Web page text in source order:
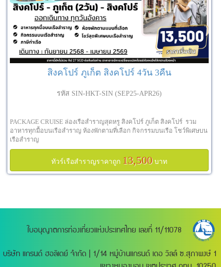
สิงคโปร์ ภูเก็ต สิงคโปร์ 4วัน 3คืน
รหัส SIN-HKT-SIN (SEP25-APR26)
PACKAGE CRUISE ล่องเรือสำราญสุดหรู สิงคโปร์ ภูเก็ต สิงคโปร์ รวม
อาหารทุกมื้อบนเรือสำราญ ห้องพักตามที่เลือก กิจกรรมบนเรือ โชว์พิเศษบน
เรือสำราญ
ทัวร์เรือสำราญราคาถูก 13,500บาท
ใบอนุญาตการท่องเที่ยวแห่งประเทศไทย เลขที่ 11/11078
บริษัท แกรนด์ ฮอลิเดย์ จำกัด | 1/14 หมู่บ้านแกรนด์ เดอ วิลล์ ซ.สุภาพงษ์ 1